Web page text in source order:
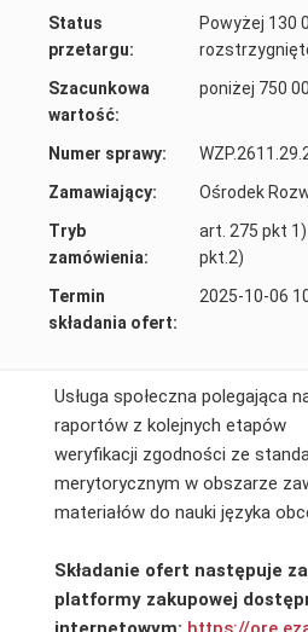
Status
przetargu:
Powyżej 130
Szacunkowa
wartość:
poniżej 750
Numer sprawy:
Zamawiający:
Ośrodek
Tryb
zamówienia:
art. 275 pkt
pkt.2)
Termin
składania ofert:
2025-10-06
Usługa społeczna polegająca
raportów z kolejnych etapów
weryfikacji zgodności ze
merytorycznym w obszarze
materiałów do nauki języka
Składanie ofert następuje
platformy zakupowej